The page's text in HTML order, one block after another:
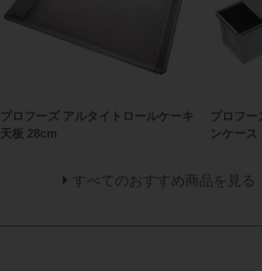
プロフーズ アルタイトロールケーキ
天板 28cm
プロフー
ンケース
すべてのおすすめ商品を見る